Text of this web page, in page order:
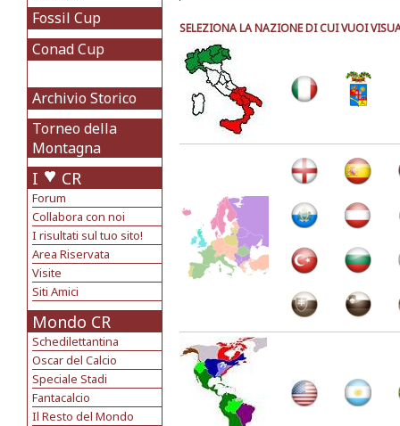
Fossil Cup
Conad Cup
Archivio Storico
Torneo della
Montagna
I CR
Forum
Collabora con noi
I risultati sul tuo sito!
Area Riservata
Visite
Siti Amici
Mondo CR
Schedilettantina
Oscar del Calcio
Speciale Stadi
Fantacalcio
Il Resto del Mondo
SELEZIONA LA NAZIONE DI CUI VUOI